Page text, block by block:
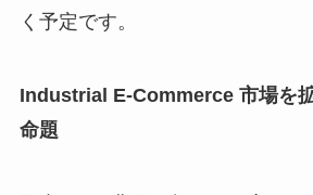
く予定です。
Industrial E-Commerce 市場を
命題